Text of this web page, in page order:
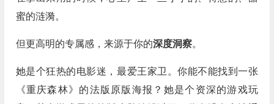
蜜的涟漪。
但更高明的专属感，来源于你的深度洞察。
她是个狂热的电影迷，最爱王家卫。你能不能找到一张
《重庆森林》的法版原版海报？她是个资深的游戏玩